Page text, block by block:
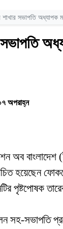
শাখার সভাপতি অধ্যাপক
সভাপতি
অপরাহ্ন
অব
হয়েছেন
পৃষ্টপোষক
সহ-সভাপতি